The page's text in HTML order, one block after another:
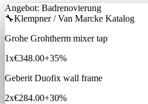
Angebot: Badrenovierung
🔧Klempner / Van Marcke Katalog
Grohe Grohtherm mixer tap
1x€348.00+35%
Geberit Duofix wall frame
2x€284.00+30%